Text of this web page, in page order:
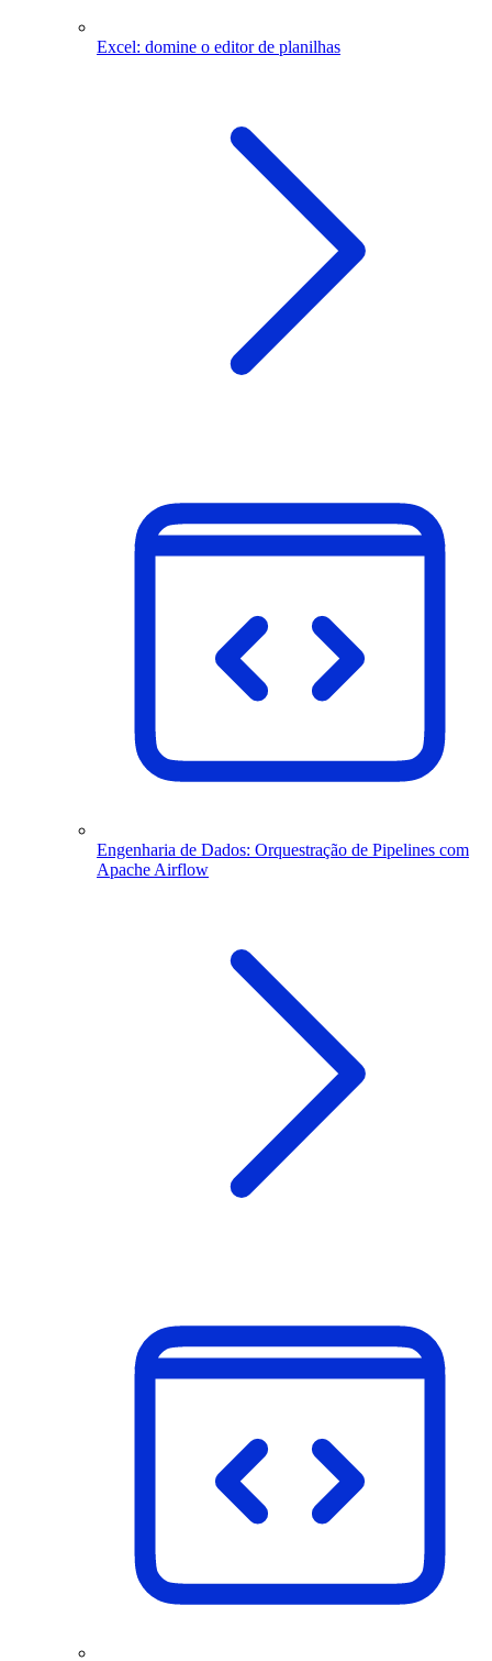
Excel: domine o editor de planilhas
Engenharia de Dados: Orquestração de Pipelines com
Apache Airflow